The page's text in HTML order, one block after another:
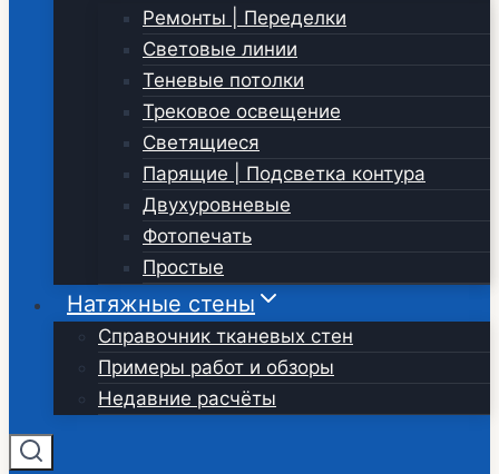
Ремонты | Переделки
Световые линии
Теневые потолки
Трековое освещение
Светящиеся
Парящие | Подсветка контура
Двухуровневые
Фотопечать
Простые
Натяжные стены
Справочник тканевых стен
Примеры работ и обзоры
Недавние расчёты